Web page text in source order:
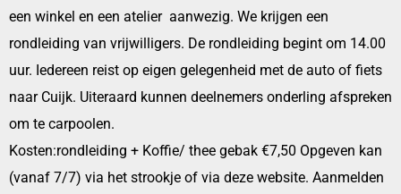
een winkel en een atelier aanwezig. We krijgen een
rondleiding van vrijwilligers. De rondleiding begint om 14.00
uur. Iedereen reist op eigen gelegenheid met de auto of fiets
naar Cuijk. Uiteraard kunnen deelnemers onderling afspreken
om te carpoolen.
Kosten:rondleiding + Koffie/ thee gebak €7,50 Opgeven kan
(vanaf 7/7) via het strookje of via deze website. Aanmelden